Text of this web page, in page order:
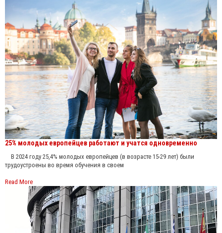
25% молодых европейцев работают и учатся одновременно
В 2024 году 25,4% молодых европейцев (в возрасте 15-29 лет) были
трудоустроены во время обучения в своем
Read More